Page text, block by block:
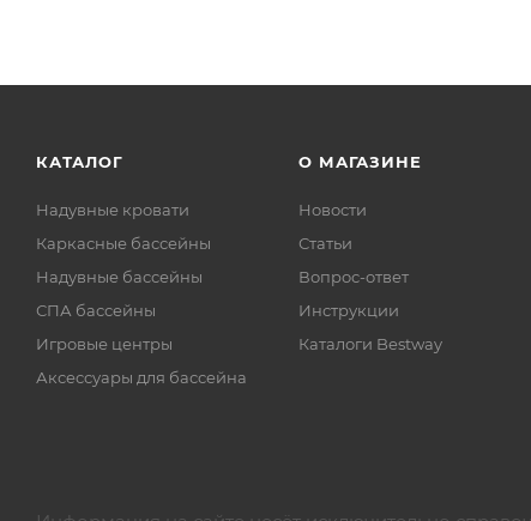
КАТАЛОГ
Надувные кровати
Каркасные бассейны
Надувные бассейны
СПА бассейны
Игровые центры
Аксессуары для бассейна
О МАГАЗИНЕ
Новости
Статьи
Вопрос-ответ
Инструкции
Каталоги Bestway